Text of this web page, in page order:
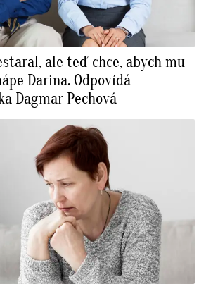
ale teď chce, abych mu
Darina. Odpovídá
Dagmar Pechová